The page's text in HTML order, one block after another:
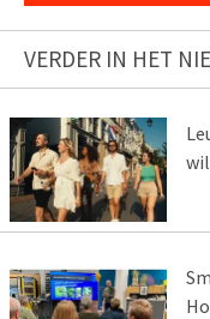
VERDER IN HET